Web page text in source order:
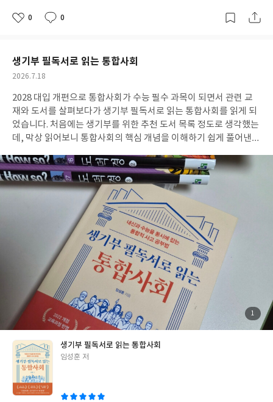
좋
0
댓
0
작
생기부 필독서로 읽는 통합사회
작
일
2026.7.18
2028 대입 개편으로 통합사회가 수능 필수 과목이 되면서 관련 교
재와 도서를 살펴보다가 생기부 필독서로 읽는 통합사회를 읽게 되
었습니다. 처음에는 생기부를 위한 추천 도서 목록 정도로 생각했는
데, 막상 읽어보니 통합사회의 핵심 개념을 이해하기 쉽게 풀어낸
사회, 문화, 환경 등 다양한 영역을 단순 암기가 아닌 고전과 연결해
설명한다는 점이었습니다. 익숙한 작품 속 이야기와 함께 개념을 이
해하다 보니 교과서에서 어렵게 느껴졌던 내용도 훨씬 쉽게 다가왔
습니다. 단순히 시험을 위한 공부가 아니라 '왜 이런 개념을 배워야
하는지'를 자연스럽게 생각하게 만들어 주는 구성도 인상적이었습
니다. 또한 각 주제마다 생각해 볼 질문이 함께 제시되어 있어 스스
로 의견을 정리하고 사고력을 키우는 데도 도움이 될 것 같았습니다.
통합사회는 여러 분야를 연결해서 이해하는 과목인 만큼 이런 방식
의 학습이 훨씬 효과적이라는 생각이 들었습니다. 예비 고등학생이
나 통합사회를 처음 공부하는 학생은 물론, 내신과 수능, 생기부 독
서활동, 세특까지 함께 준비하는 학생들에게도 활용도가 높은 책이
라고 느꼈습니다. 교과서를 읽기 전에 먼저 읽어도 좋고, 학교 수업
후 개념을 정리하는 용도로 다시 펼쳐봐도 도움이 될 것 같습니다.
통합사회를 어렵게 느끼는 학생이라면 한 번쯤 읽어볼 만한 추천 도
서입니다.
첨
부
사
1
생기부 필독서로 읽는 통합사회
글
임성훈 저